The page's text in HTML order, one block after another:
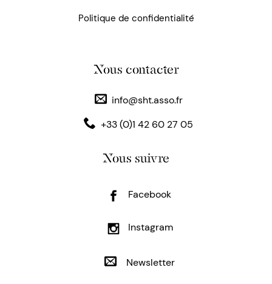
Politique de confidentialité
Nous contacter
info@sht.asso.fr
+33 (0)1 42 60 27 05
Nous suivre
Facebook
Instagram
Newsletter